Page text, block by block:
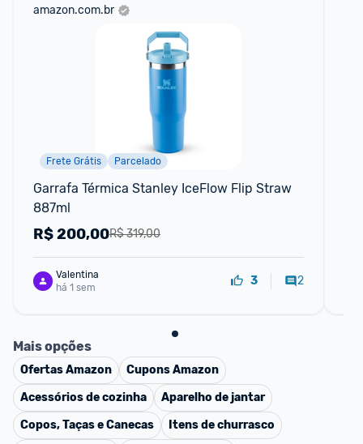
amazon.com.br
Frete Grátis Parcelado
Garrafa Térmica Stanley IceFlow Flip Straw
887ml
R$ 319,00
R$200,00
Valentina
há 1 sem
3 2
Mais opções
OfertasAmazon CuponsAmazon
Acessórios de cozinha
Aparelho de jantar
Copos, Taças e Canecas
Itens de churrasco